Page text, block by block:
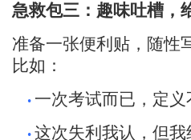
急救包三：趣味吐槽，
准备一张便利贴，随性
比如：
• 一次考试而已，定
• 这次失利我认，但我